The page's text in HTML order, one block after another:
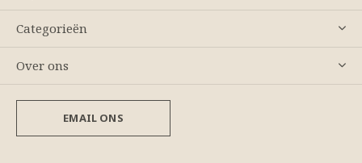
Categorieën
Over ons
EMAIL ONS